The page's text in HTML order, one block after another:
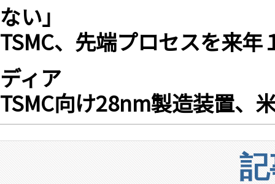
ない」
TSMC、先端プロセスを来
ディア
TSMC向け28nm製造装置、